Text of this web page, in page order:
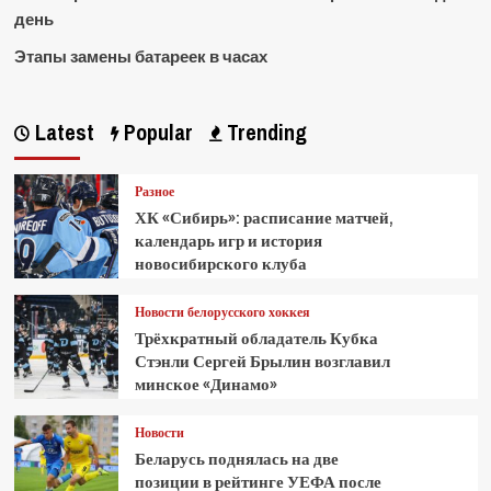
день
Этапы замены батареек в часах
Latest Popular Trending
Разное
ХК «Сибирь»: расписание матчей,
календарь игр и история
новосибирского клуба
Новости белорусского хоккея
Трёхкратный обладатель Кубка
Стэнли Сергей Брылин возглавил
минское «Динамо»
Новости
Беларусь поднялась на две
позиции в рейтинге УЕФА после